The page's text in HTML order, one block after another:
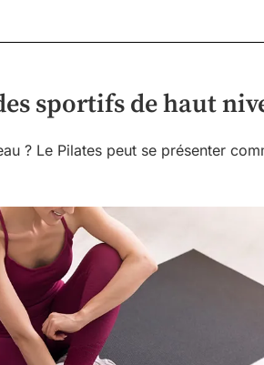
sportifs de haut
? Le Pilates peut se présenter